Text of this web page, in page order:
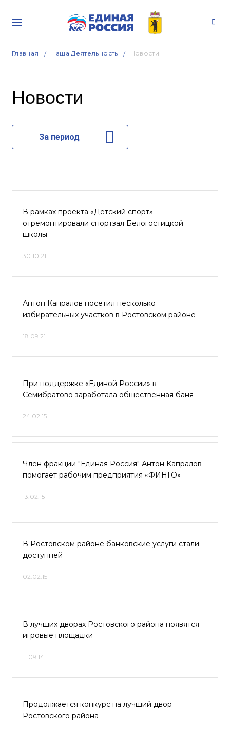
Главная Наша Деятельность Новости
Новости
За период
В рамках проекта «Детский спорт»
отремонтировали спортзал Белогостицкой
школы
30.10.21
Антон Капралов посетил несколько
избирательных участков в Ростовском районе
18.09.21
При поддержке «Единой России» в
Семибратово заработала общественная баня
24.02.15
Член фракции "Единая Россия" Антон Капралов
помогает рабочим предприятия «ФИНГО»
13.02.15
В Ростовском районе банковские услуги стали
доступней
02.02.15
В лучших дворах Ростовского района появятся
игровые площадки
11.09.14
Продолжается конкурс на лучший двор
Ростовского района